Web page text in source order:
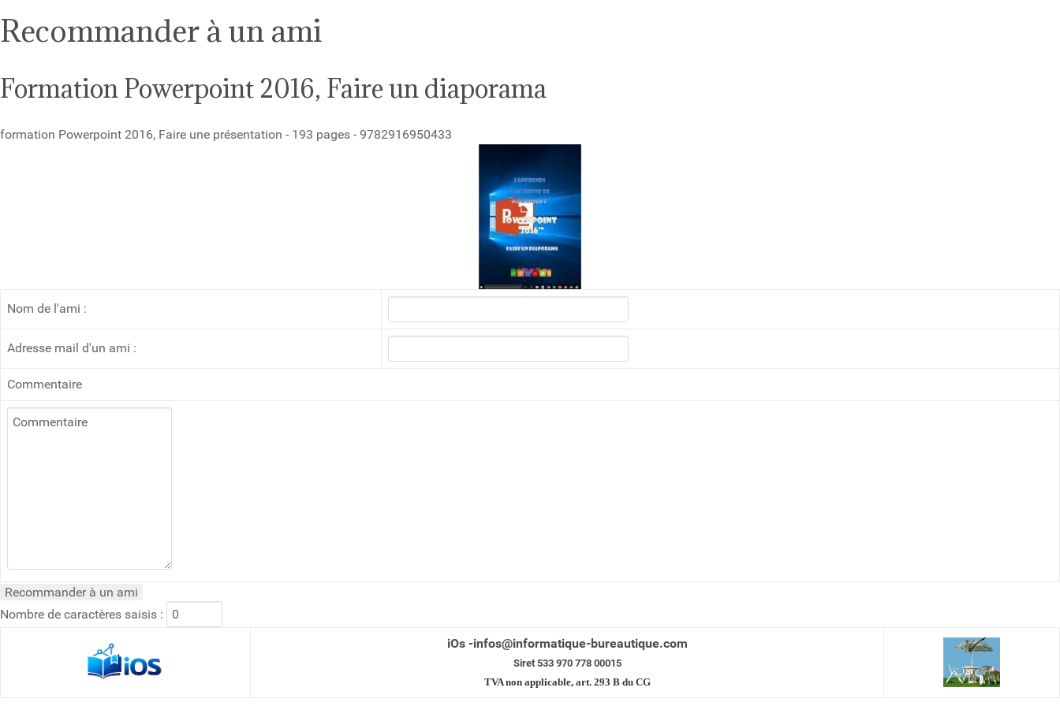
Recommander à un ami
Formation Powerpoint 2016, Faire un diaporama
formation Powerpoint 2016, Faire une présentation - 193 pages - 9782916950433
Nom de l'ami :
Adresse mail d'un ami :
Commentaire
Nombre de caractères saisis :
iOs -infos@informatique-bureautique.com
Siret 533 970 778 00015
TVA non applicable, art. 293 B du CG